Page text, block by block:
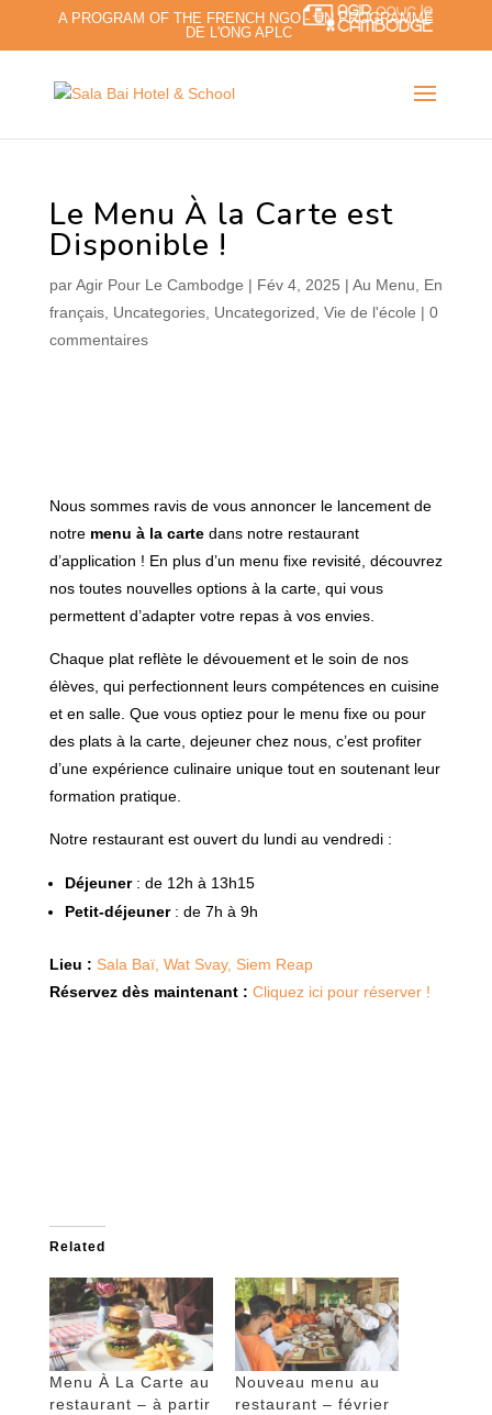
A PROGRAM OF THE FRENCH NGO - UN PROGRAMME
DE L'ONG APLC
Le Menu À la Carte est
Disponible !
parAgir Pour Le Cambodge | Fév 4, 2025 | Au Menu
En
français, Uncategories, Uncategorized Vie de l'école | 0
commentaires
Nous sommes ravis de vous annoncer le lancement de
notre menu à la cartedans notre restaurant
d’application ! En plus d’un menu fixe revisité, découvrez
nos toutes nouvelles options à la carte, qui vous
permettent d’adapter votre repas à vos envies.
Chaque plat reflète le dévouement et le soin de nos
élèves, qui perfectionnent leurs compétences en cuisine
et en salle. Que vous optiez pour le menu fixe ou pour
des plats à la carte, dejeuner chez nous, c’est profiter
d’une expérience culinaire unique tout en soutenant leur
formation pratique.
Notre restaurant est ouvert du lundi au vendredi :
Déjeuner: de 12h à 13h15
Petit-déjeuner: de 7h à 9h
Lieu : Sala Baï, Wat Svay, Siem Reap
Réservez dès maintenant : Cliquez ici pour réserver !
Related
Menu À La Carte au
restaurant – à partir
Nouveau menu au
restaurant – février